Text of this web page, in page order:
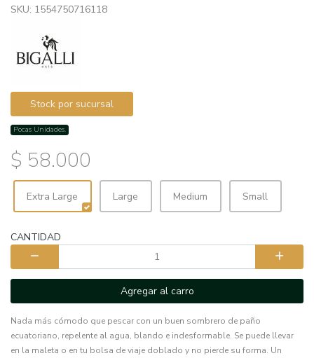
SKU: 1554750716118
Stock por sucursal
Pocas Unidades.
$ 58.000
Extra Large Large Medium Small
CANTIDAD
Agregar al carro
Nada más cómodo que pescar con un buen sombrero de paño
ecuatoriano, repelente al agua, blando e indesformable. Se puede llevar
en la maleta o en tu bolsa de viaje doblado y no pierde su forma. Un